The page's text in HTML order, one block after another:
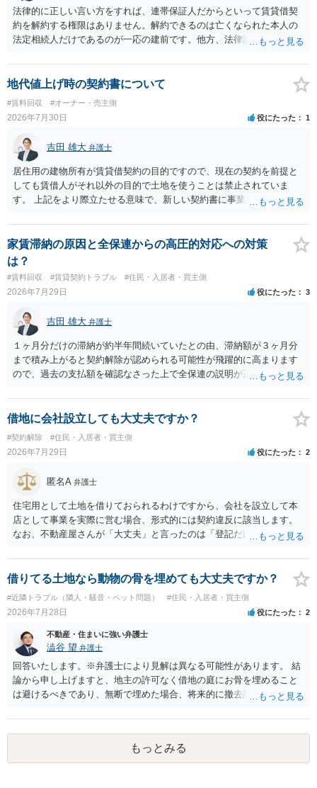
法律的に正しい言い方をすれば、連帯保証人だからといって賃貸借契
約を解約する権限はありません。解約できるのは亡くなられた本人の
法定相続人だけであるのが一応の建前です。他方、法律論はさてお
する動機づけがなくなります。 今回進められつつある手続はあくまで
も、建物を賃貸人に一日も早く明け渡すための便宜的方法として理解
するのが良いと思います。またその方法で進めた方が、連帯保証人で
あるお知り合いさんにとっても、自身の経済的負担を最小限に食い止
められるため望ましいやり方だといえます。
地代値上げ時の契約書について
#賃料回収 #オーナー・売主側
2026年7月30日 役にたった 1
吉田 雄大 弁護士
居住用の建物所有が賃貸借契約の目的ですので、現在の契約を前提と
しても賃借人がそれ以外の目的で土地を使うことは禁止されていま
す。 上記をより際立たせる意味で、新しい契約書に事業用として用い
交渉である以上賃借人が拒んだ場合には入りませんが、提案するのは
良い方法と思います。
家賃滞納の原因と全保連からの高圧的対応への対策
は？
#賃料回収 #賃貸契約トラブル #住民・入居者・買主側
2026年7月29日 役にたった 3
吉田 雄大 弁護士
１ヶ月分だけの滞納が約半年間続いていたとの由、滞納額が３ヶ月分
まで積み上がると契約解除が認められる可能性が飛躍的に高まります
ので、過去の支払額を確認なさった上で全保連の説明が正しければ、
た理由は気になるところですが、中身のある返答は期待できないと思
います。
借地に会社設立しても大丈夫ですか？
#契約解除 #住民・入居者・買主側
2026年7月29日 役にたった 2
匿名A 弁護士
住宅用として土地を借りておられるわけですから、会社を設立して本
店として事業を実際に営む場合、形式的には契約違反に該当します。
なお、不動産屋さんが「大丈夫」と言ったのは「登記だけなら実務上
れますが、これは法的な保証ではありません。 ただ、解除まで認めら
れるかどうかについては信頼関係が破壊されたかどうかで判断されま
すので、建物を事務所・店舗用に大きく改築する等までなさらない限
り、リスクはそれほど大きくないかもしれません。 しかしそれでも、
大家さんが契約違反を口実に、将来の更新時に更新料の上乗せを要求
したり、立ち退きを迫る材料に使ったりする可能性は否定できませ
ん。
借りてる土地なら動物の骨を埋めても大丈夫ですか？
#近隣トラブル（隣人・騒音・ペット問題） #住民・入居者・買主側
2026年7月28日 役にたった 2
不動産・住まいに強い弁護士
澁谷 望 弁護士
回答いたします。※弁護士により見解は異なる可能性があります。 結
論から申し上げますと、地主の許可なく借地の庭にお骨を埋めること
は避けるべきであり、無断で埋めた場合、将来的に撤去請求や退去時
上、自分のペットの遺骨を埋める行為自体は墓地埋葬法違反や不法投
棄には該当しないため、犯罪になるわけではありません。しかし、建
物の所有者は質問者様であっても、土地の所有権はあくまで地主にあ
ります。そのため、地主に無断でお骨を埋める行為は、他人の所有権
もっとみる